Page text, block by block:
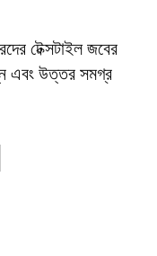
টেক্সটাইল জবের
এবং উত্তর সমগ্র